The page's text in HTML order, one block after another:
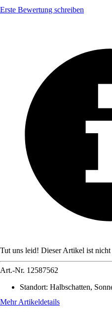
Erste Bewertung schreiben
Tut uns leid! Dieser Artikel ist nicht
Art.-Nr. 12587562
Standort: Halbschatten,
Mehr Artikeldetails